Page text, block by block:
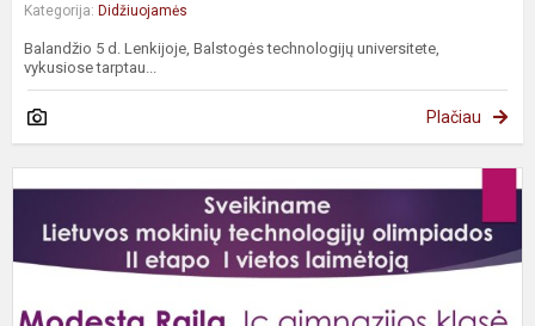
Kategorija: Didžiuojamės
Balandžio 5 d. Lenkijoje, Balstogės technologijų universitete,
vykusiose tarptau...
Plačiau